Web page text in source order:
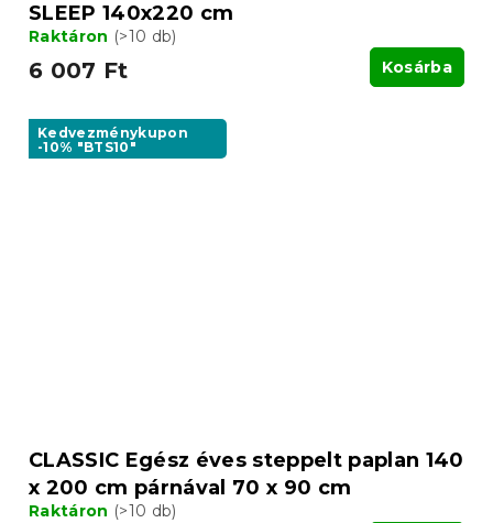
SLEEP 140x220 cm
Raktáron (>10 db)
6 007 Ft Kosárba
Kedvezménykupon
-10% "BTS10"
CLASSIC Egész éves steppelt paplan 140
x 200 cm párnával 70 x 90 cm
Raktáron (>10 db)